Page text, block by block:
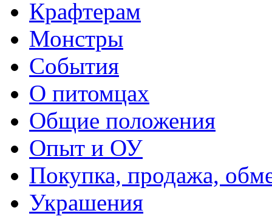
Крафтерам
Монстры
События
О питомцах
Общие положения
Опыт и ОУ
Покупка, продажа,
Украшения